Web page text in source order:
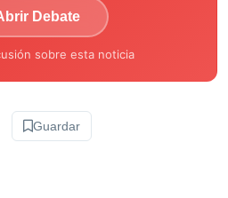
Debate
sobre esta noticia
Guardar